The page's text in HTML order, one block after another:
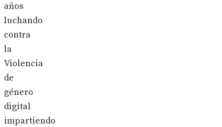
años
luchando
contra
la
Violencia
de
género
digital
impartiendo